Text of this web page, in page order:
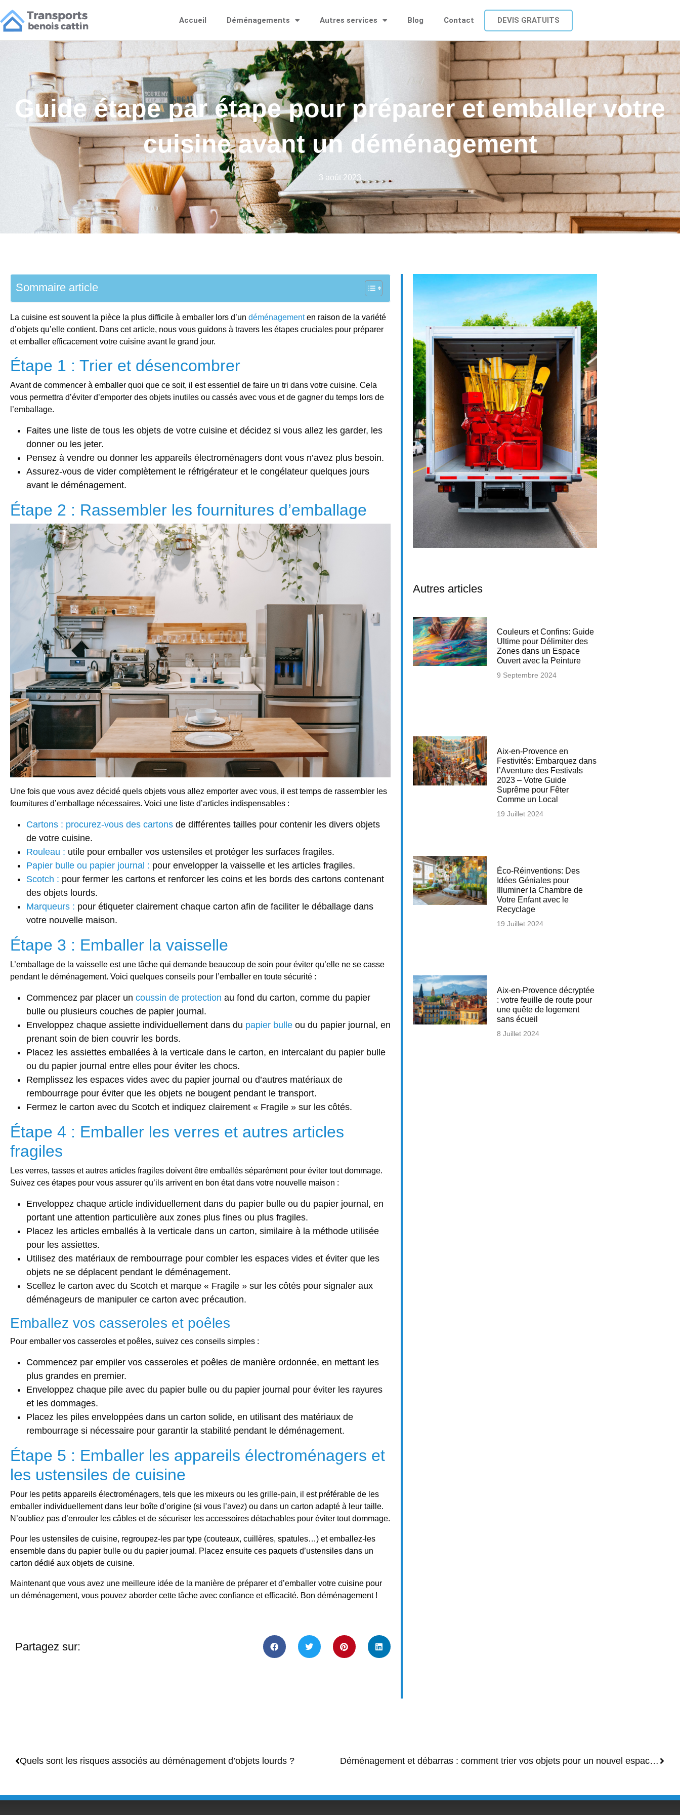
Accueil Déménagements Autres services Blog Contact DEVIS GRATUITS
Guide étape par étape pour préparer et emballer votre
cuisine avant un déménagement
3 août 2023
Sommaire article
La cuisine est souvent la pièce la plus difficile à emballer lors d’un déménagementen raison de la variété
d’objets qu’elle contient. Dans cet article, nous vous guidons à travers les étapes cruciales pour préparer
et emballer efficacement votre cuisine avant le grand jour.
Étape 1 : Trier et désencombrer
Avant de commencer à emballer quoi que ce soit, il est essentiel de faire un tri dans votre cuisine. Cela
vous permettra d’éviter d’emporter des objets inutiles ou cassés avec vous et de gagner du temps lors de
l’emballage.
Faites une liste de tous les objets de votre cuisine et décidez si vous allez les garder, les
donner ou les jeter.
Pensez à vendre ou donner les appareils électroménagers dont vous n’avez plus besoin.
Assurez-vous de vider complètement le réfrigérateur et le congélateur quelques jours
avant le déménagement.
Étape 2 : Rassembler les fournitures d’emballage
Une fois que vous avez décidé quels objets vous allez emporter avec vous, il est temps de rassembler les
fournitures d’emballage nécessaires. Voici une liste d’articles indispensables :
Cartons : procurez-vous des cartons de différentes tailles pour contenir les divers objets
de votre cuisine.
Rouleau : utile pour emballer vos ustensiles et protéger les surfaces fragiles.
Papier bulle ou papier journal : pour envelopper la vaisselle et les articles fragiles.
Scotch : pour fermer les cartons et renforcer les coins et les bords des cartons contenant
des objets lourds.
Marqueurs : pour étiqueter clairement chaque carton afin de faciliter le déballage dans
votre nouvelle maison.
Étape 3 : Emballer la vaisselle
L’emballage de la vaisselle est une tâche qui demande beaucoup de soin pour éviter qu’elle ne se casse
pendant le déménagement. Voici quelques conseils pour l’emballer en toute sécurité :
Commencez par placer un coussin de protection au fond du carton, comme du papier
bulle ou plusieurs couches de papier journal.
Enveloppez chaque assiette individuellement dans du papier bulle ou du papier journal, en
prenant soin de bien couvrir les bords.
Placez les assiettes emballées à la verticale dans le carton, en intercalant du papier bulle
ou du papier journal entre elles pour éviter les chocs.
Remplissez les espaces vides avec du papier journal ou d’autres matériaux de
rembourrage pour éviter que les objets ne bougent pendant le transport.
Fermez le carton avec du Scotch et indiquez clairement « Fragile » sur les côtés.
Étape 4 : Emballer les verres et autres articles
fragiles
Les verres, tasses et autres articles fragiles doivent être emballés séparément pour éviter tout dommage.
Suivez ces étapes pour vous assurer qu’ils arrivent en bon état dans votre nouvelle maison :
Enveloppez chaque article individuellement dans du papier bulle ou du papier journal, en
portant une attention particulière aux zones plus fines ou plus fragiles.
Placez les articles emballés à la verticale dans un carton, similaire à la méthode utilisée
pour les assiettes.
Utilisez des matériaux de rembourrage pour combler les espaces vides et éviter que les
objets ne se déplacent pendant le déménagement.
Scellez le carton avec du Scotch et marque « Fragile » sur les côtés pour signaler aux
déménageurs de manipuler ce carton avec précaution.
Emballez vos casseroles et poêles
Pour emballer vos casseroles et poêles, suivez ces conseils simples :
Commencez par empiler vos casseroles et poêles de manière ordonnée, en mettant les
plus grandes en premier.
Enveloppez chaque pile avec du papier bulle ou du papier journal pour éviter les rayures
et les dommages.
Placez les piles enveloppées dans un carton solide, en utilisant des matériaux de
rembourrage si nécessaire pour garantir la stabilité pendant le déménagement.
Étape 5 : Emballer les appareils électroménagers et
les ustensiles de cuisine
Pour les petits appareils électroménagers, tels que les mixeurs ou les grille-pain, il est préférable de les
emballer individuellement dans leur boîte d’origine (si vous l’avez) ou dans un carton adapté à leur taille.
N’oubliez pas d’enrouler les câbles et de sécuriser les accessoires détachables pour éviter tout dommage.
Pour les ustensiles de cuisine, regroupez-les par type (couteaux, cuillères, spatules…) et emballez-les
ensemble dans du papier bulle ou du papier journal. Placez ensuite ces paquets d’ustensiles dans un
carton dédié aux objets de cuisine.
Maintenant que vous avez une meilleure idée de la manière de préparer et d’emballer votre cuisine pour
un déménagement, vous pouvez aborder cette tâche avec confiance et efficacité. Bon déménagement !
Partagez sur:
Autres articles
Couleurs et Confins: Guide
Ultime pour Délimiter des
Zones dans un Espace
Ouvert avec la Peinture
9 Septembre 2024
Aix-en-Provence en
Festivités: Embarquez dans
l’Aventure des Festivals
2023 – Votre Guide
Suprême pour Fêter
Comme un Local
19 Juillet 2024
Éco-Réinventions: Des
Idées Géniales pour
Illuminer la Chambre de
Votre Enfant avec le
Recyclage
19 Juillet 2024
Aix-en-Provence décryptée
: votre feuille de route pour
une quête de logement
sans écueil
8 Juillet 2024
Quels sont les risques associés au déménagement d’objets lourds ? Déménagement et débarras : comment trier vos objets pour un nouvel espace de vie